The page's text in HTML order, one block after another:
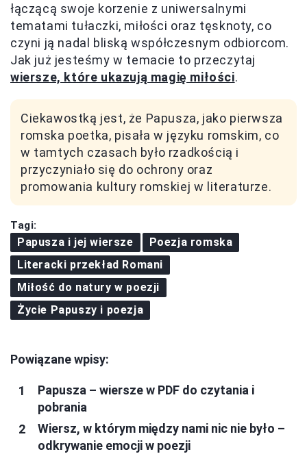
łączącą swoje korzenie z uniwersalnymi
tematami tułaczki, miłości oraz tęsknoty, co
czyni ją nadal bliską współczesnym odbiorcom.
Jak już jesteśmy w temacie to przeczytaj
wiersze, które ukazują magię miłości.
Ciekawostką jest, że Papusza, jako pierwsza
romska poetka, pisała w języku romskim, co
w tamtych czasach było rzadkością i
przyczyniało się do ochrony oraz
promowania kultury romskiej w literaturze.
Tagi:
Papusza i jej wiersze
Poezja romska
Literacki przekład Romani
Miłość do natury w poezji
Życie Papuszy i poezja
Powiązane wpisy:
Papusza – wiersze w PDF do czytania i
pobrania
Wiersz, w którym między nami nic nie było –
odkrywanie emocji w poezji